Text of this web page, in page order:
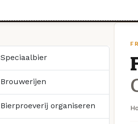
Speciaalbier
Brouwerijen
Bierproeverij organiseren